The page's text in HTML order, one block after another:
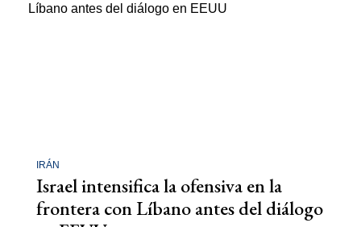
IRÁN
Israel intensifica la ofensiva en la
frontera con Líbano antes del diálogo